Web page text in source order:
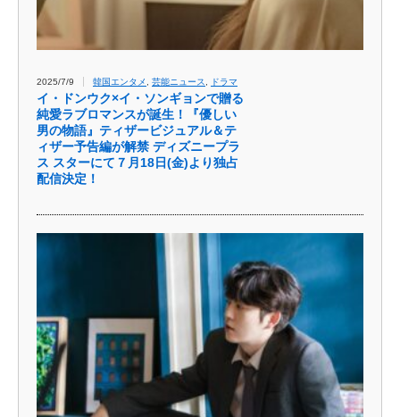
2025/7/9 韓国エンタメ 芸能ニュース ドラマ
イ・ドンウク×イ・ソンギョンで贈る
純愛ラブロマンスが誕生！『優しい
男の物語』ティザービジュアル＆テ
ィザー予告編が解禁 ディズニープラ
ス スターにて７月18日(金)より独占
配信決定！